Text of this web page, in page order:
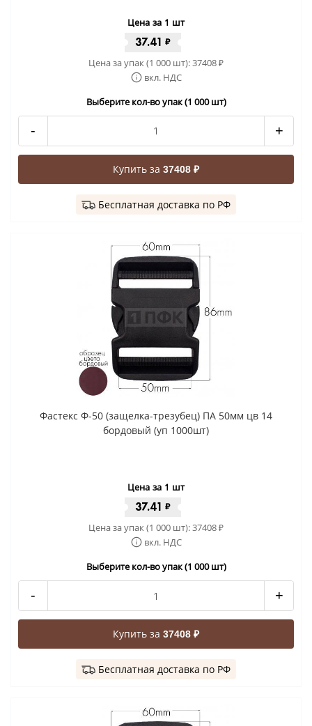
Цена за 1 шт
37.41 ₽
Цена за упак (1 000 шт):37408₽
вкл. НДС
Выберите кол-во упак (1 000 шт)
- +
Купить за 37408 ₽
Бесплатная доставка по РФ
Фастекс Ф-50 (защелка-трезубец) ПА 50мм цв 14
бордовый (уп 1000шт)
Цена за 1 шт
37.41 ₽
Цена за упак (1 000 шт):37408₽
вкл. НДС
Выберите кол-во упак (1 000 шт)
- +
Купить за 37408 ₽
Бесплатная доставка по РФ